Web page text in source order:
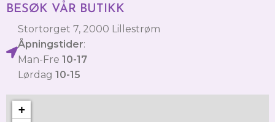
BESØK VÅR BUTIKK
Stortorget 7, 2000 Lillestrøm
Åpningstider:
Man-Fre 10-17
Lørdag 10-15
+